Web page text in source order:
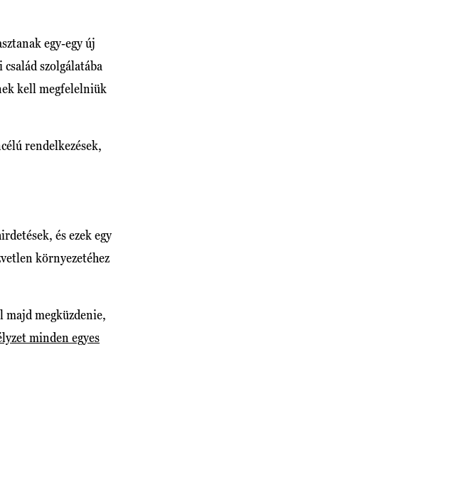
egy-egy új
szolgálatába
kell megfelelniük
rendelkezések,
és ezek egy
környezetéhez
majd megküzdenie,
minden egyes